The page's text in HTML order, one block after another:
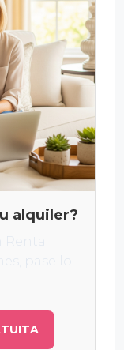
alquiler?